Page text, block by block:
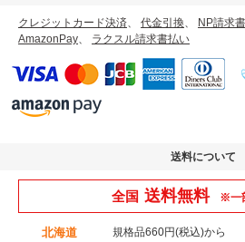
クレジットカード決済、 代金引換、 NP請求
AmazonPay、 ラクスル請求書払い
送料について
全国 送料無料 ※一
北海道 規格品660円(税込)から